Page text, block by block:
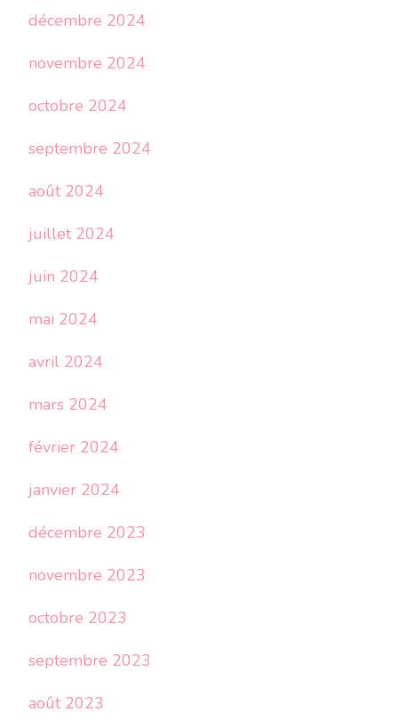
décembre 2024
novembre 2024
octobre 2024
septembre 2024
août 2024
juillet 2024
juin 2024
mai 2024
avril 2024
mars 2024
février 2024
janvier 2024
décembre 2023
novembre 2023
octobre 2023
septembre 2023
août 2023